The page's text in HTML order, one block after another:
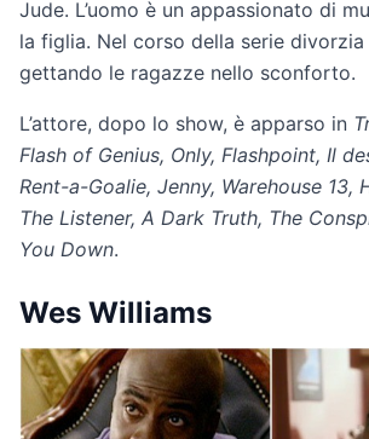
Jude. L’uomo è un appassionato di
la figlia. Nel corso della serie
gettando le ragazze nello sconforto.
L’attore, dopo lo show, è apparso in
Flash of Genius, Only, Flashpoint, Il
Rent-a-Goalie, Jenny, Warehouse 13,
The Listener, A Dark Truth, The
You Down.
Wes Williams